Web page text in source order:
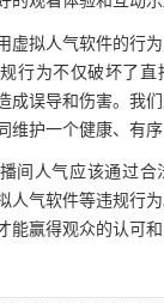
虚拟人气软件的行
行为不仅破坏了直
成误导和伤害。我
维护一个健康、有序
间人气应该通过合
人气软件等违规行
能赢得观众的认可